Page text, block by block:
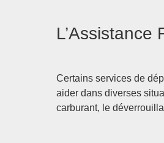
L’Assistance
Certains services de
aider dans diverses
carburant, le